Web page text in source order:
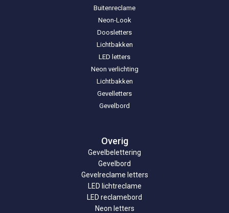
Buitenreclame
Neon-Look
Doosletters
Lichtbakken
LED letters
Neon verlichting
Lichtbakken
Gevelletters
Gevelbord
Overig
Gevelbelettering
Gevelbord
Gevelreclame letters
LED lichtreclame
LED reclamebord
Neon letters